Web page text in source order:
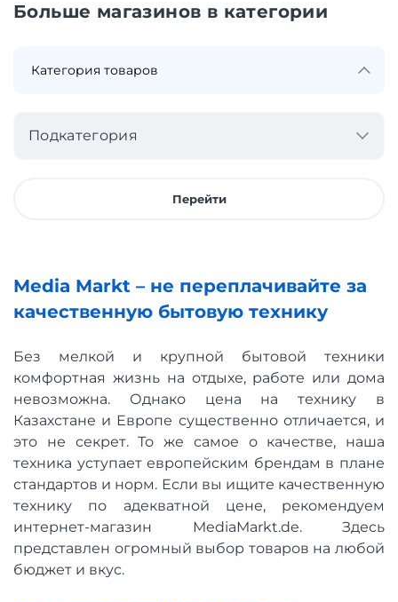
Больше магазинов в категории
Подкатегория
Перейти
Media Markt – не переплачивайте за
качественную бытовую технику
Без мелкой и крупной бытовой техники
комфортная жизнь на отдыхе, работе или дома
невозможна. Однако цена на технику в
Казахстане и Европе существенно отличается, и
это не секрет. То же самое о качестве, наша
техника уступает европейским брендам в плане
стандартов и норм. Если вы ищите качественную
технику по адекватной цене, рекомендуем
интернет-магазин MediaMarkt.de. Здесь
представлен огромный выбор товаров на любой
бюджет и вкус.